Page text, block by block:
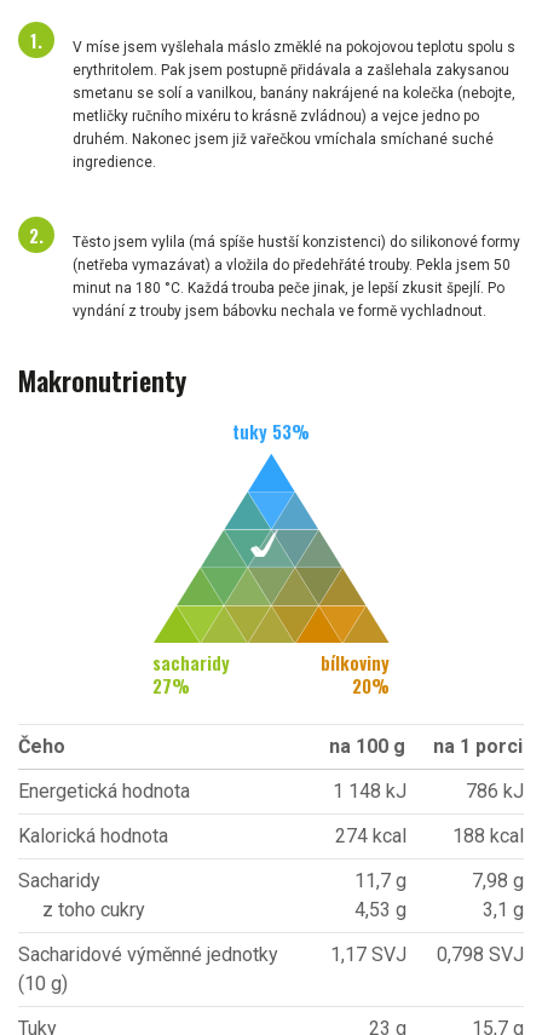
V míse jsem vyšlehala máslo změklé na pokojovou teplotu spolu s
erythritolem. Pak jsem postupně přidávala a zašlehala zakysanou
smetanu se solí a vanilkou, banány nakrájené na kolečka (nebojte,
metličky ručního mixéru to krásně zvládnou) a vejce jedno po
druhém. Nakonec jsem již vařečkou vmíchala smíchané suché
ingredience.
Těsto jsem vylila (má spíše hustší konzistenci) do silikonové formy
(netřeba vymazávat) a vložila do předehřáté trouby. Pekla jsem 50
minut na 180 °C. Každá trouba peče jinak, je lepší zkusit špejlí. Po
vyndání z trouby jsem bábovku nechala ve formě vychladnout.
Makronutrienty
tuky 53%
sacharidy
27%
bílkoviny
20%
Čeho na 100 g
na 1 porci
Energetická hodnota
1 148 kJ
786 kJ
Kalorická hodnota
274 kcal
188 kcal
Sacharidy
z toho cukry
11,7 g
4,53 g
7,98 g
3,1 g
Sacharidové výměnné jednotky
(10 g)
1,17 SVJ 0,798 SVJ
Tuky 23 g 15,7 g